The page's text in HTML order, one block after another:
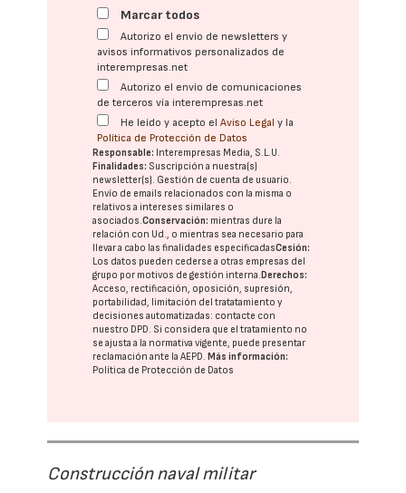
Marcar todos
Autorizo el envío de newsletters y
avisos informativos personalizados de
interempresas.net
Autorizo el envío de comunicaciones
de terceros vía interempresas.net
He leído y acepto elAviso Legal y la
Política de Protección de Datos
Responsable: Interempresas Media, S.L.U.
Finalidades: Suscripción a nuestra(s)
newsletter(s). Gestión de cuenta de usuario.
Envío de emails relacionados con la misma o
relativos a intereses similares o
asociados.Conservación: mientras dure la
relación con Ud., o mientras sea necesario para
llevar a cabo las finalidades especificadasCesión:
Los datos pueden cederse a otras empresas del
grupo por motivos de gestión interna. Derechos:
Acceso, rectificación, oposición, supresión,
portabilidad, limitación del tratatamiento y
decisiones automatizadas: contacte con
nuestro DPD. Si considera que el tratamiento no
se ajusta a la normativa vigente, puede presentar
reclamación ante laAEPD. Más información:
Política de Protección de Datos
Construcción naval militar